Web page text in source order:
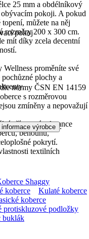
pokoj
normy ČSN EN 14159
s rozměrovou
zmíněny a nepovažují
přípustné tolerance
běhounů,
pokrytí.
textilních
25 mm a obdélníkový
pokoji. A pokud
můžete na něj
rozměry 200 x 300 cm.
mít díky zcela decentní
proměníte své
plochy a
informace výrobce .
Shaggy
koberce
Kulaté koberce
koberce
protiskluzové podložky
buklák